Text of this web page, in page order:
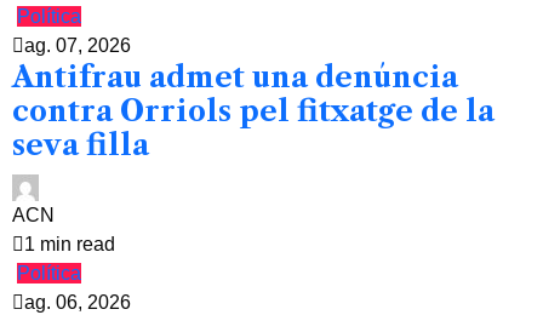
Política
ag. 07, 2026
Antifrau admet una denúncia
contra Orriols pel fitxatge de la
seva filla
ACN
1 min read
Política
ag. 06, 2026